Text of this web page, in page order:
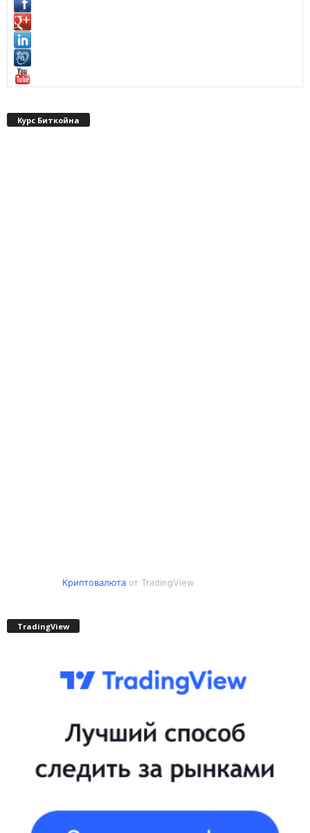
Курс Биткойна
Криптовалютаот TradingView
TradingView